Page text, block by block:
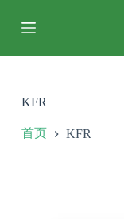
过
KFR
首页 KFR